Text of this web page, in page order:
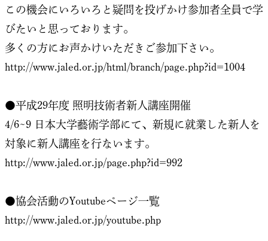
この機会にいろいろと疑問を投げかけ参加者全員で学
びたいと思っております。
多くの方にお声かけいただきご参加下さい。
http://www.jaled.or.jp/html/branch/page.php?id=1004
●平成29年度 照明技術者新人講座開催
4/6~9 日本大学藝術学部にて、新規に就業した新人を
対象に新人講座を行ないます。
http://www.jaled.or.jp/page.php?id=992
●協会活動のYoutubeページ一覧
http://www.jaled.or.jp/youtube.php